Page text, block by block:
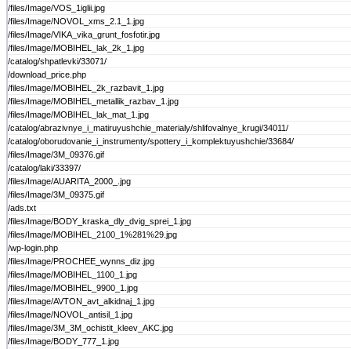
/files/Image/VOS_1iglii.jpg
/files/Image/NOVOL_xms_2.1_1.jpg
/files/Image/VIKA_vika_grunt_fosfotir.jpg
/files/Image/MOBIHEL_lak_2k_1.jpg
/catalog/shpatlevki/33071/
/download_price.php
/files/Image/MOBIHEL_2k_razbavit_1.jpg
/files/Image/MOBIHEL_metallik_razbav_1.jpg
/files/Image/MOBIHEL_lak_mat_1.jpg
/catalog/abrazivnye_i_matiruyushchie_materialy/shlifovalnye_krugi/34011/
/catalog/oborudovanie_i_instrumenty/spottery_i_komplektuyushchie/33684/
/files/Image/3M_09376.gif
/catalog/laki/33397/
/files/Image/AUARITA_2000_.jpg
/files/Image/3M_09375.gif
/ads.txt
/files/Image/BODY_kraska_dly_dvig_sprei_1.jpg
/files/Image/MOBIHEL_2100_1%281%29.jpg
/wp-login.php
/files/Image/PROCHEE_wynns_diz.jpg
/files/Image/MOBIHEL_1100_1.jpg
/files/Image/MOBIHEL_9900_1.jpg
/files/Image/AVTON_avt_alkidnaj_1.jpg
/files/Image/NOVOL_antisil_1.jpg
/files/Image/3M_3M_ochistit_kleev_AKC.jpg
/files/Image/BODY_777_1.jpg